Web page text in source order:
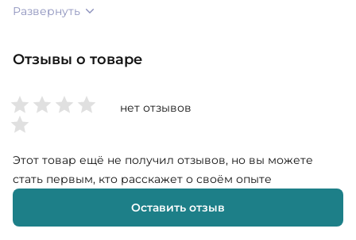
Развернуть
Отзывы о товаре
нет отзывов
Этот товар ещё не получил отзывов, но вы можете
стать первым, кто расскажет о своём опыте
Оставить отзыв